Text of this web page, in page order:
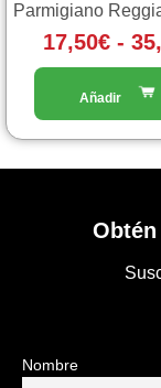
Parmigiano
17,50€ -
nella
pagina
Nombre